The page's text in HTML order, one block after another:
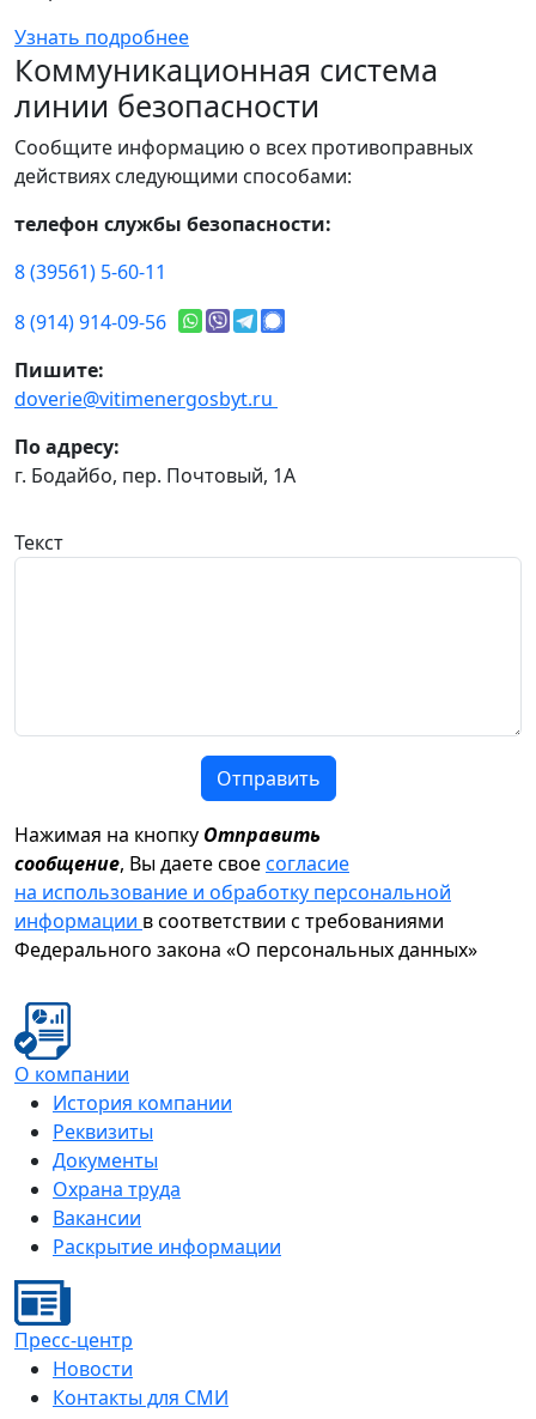
Узнать подробнее
Коммуникационная система
линии безопасности
Сообщите информацию о всех противоправных
действиях следующими способами:
телефон службы безопасности:
8 (39561) 5-60-11
8 (914) 914-09-56
Пишите:
doverie@vitimenergosbyt.ru
По адресу:
г. Бодайбо, пер. Почтовый, 1А
Текст
Отправить
Нажимая на кнопку Отправить
сообщение, Вы даете своесогласие
на использование и обработку персональной
информации в соответствии с требованиями
Федерального закона «О персональных данных»
О компании
История компании
Реквизиты
Документы
Охрана труда
Вакансии
Раскрытие информации
Пресс-центр
Новости
Контакты для СМИ